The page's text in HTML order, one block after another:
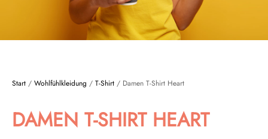
Start / Wohlfühlkleidung / T-Shirt / Damen T-Shirt Heart
DAMEN T-SHIRT HEART